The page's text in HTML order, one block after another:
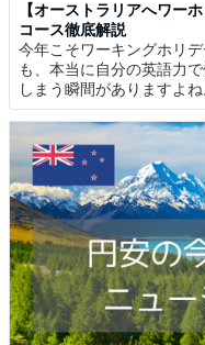
【オーストラリアへワー
コース徹底解説
今年こそワーキングホリ
も、本当に自分の英語力
しまう瞬間がありますよ